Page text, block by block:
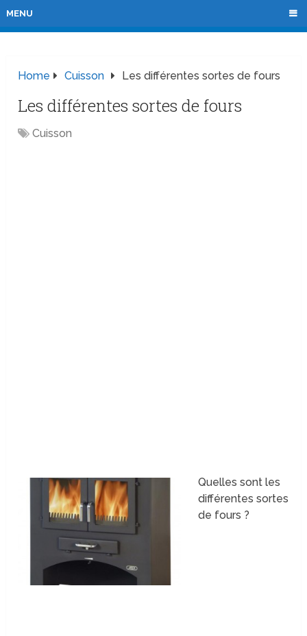
MENU
Home Cuisson Les différentes sortes de fours
Les différentes sortes de fours
Cuisson
Quelles sont les
différentes sortes
de fours ?